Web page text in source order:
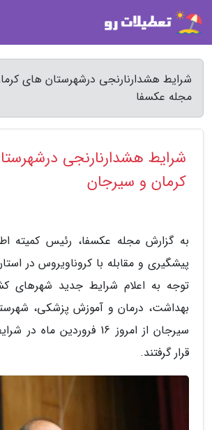
شرایط هشدارنارنجی درشهرستان های
مجله عکسفا
شرایط هشدارنارنجی
کرمان و سیرجان
به گزارش مجله عکسفا، رئیس کمیته
پیشگیری و مقابله با کروناویروس در
توجه به اعلام شرایط جدید شهرهای
بهداشت، درمان و آموزش پزشکی،
سیرجان از امروز 16 فروردین
قرار گرفتند.